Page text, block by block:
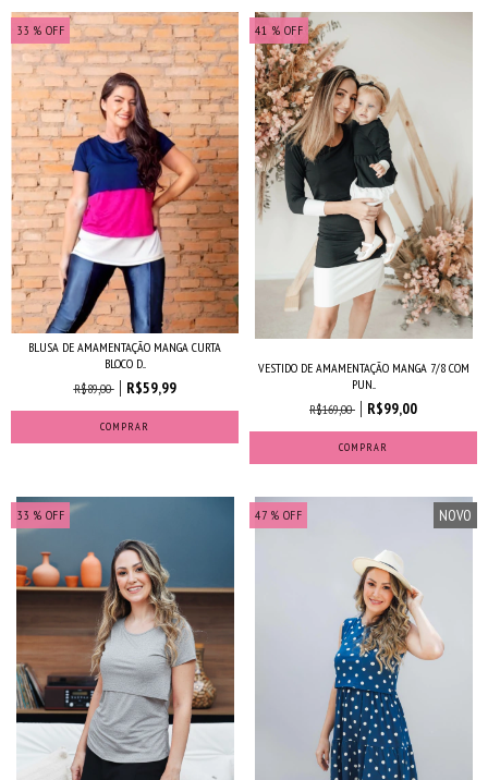
33 % OFF
BLUSA DE AMAMENTAÇÃO MANGA CURTA
BLOCO D...
R$89,00
R$59,99
COMPRAR
41 % OFF
VESTIDO DE AMAMENTAÇÃO MANGA 7/8 COM
PUN...
R$169,00
R$99,00
COMPRAR
33 % OFF 47% OFF NOVO